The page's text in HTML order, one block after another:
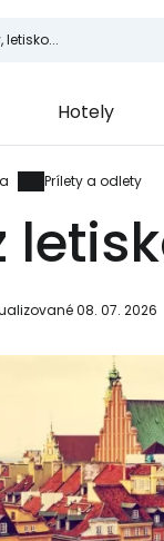
Hotely
Prílety a odlety
08. 07. 2026